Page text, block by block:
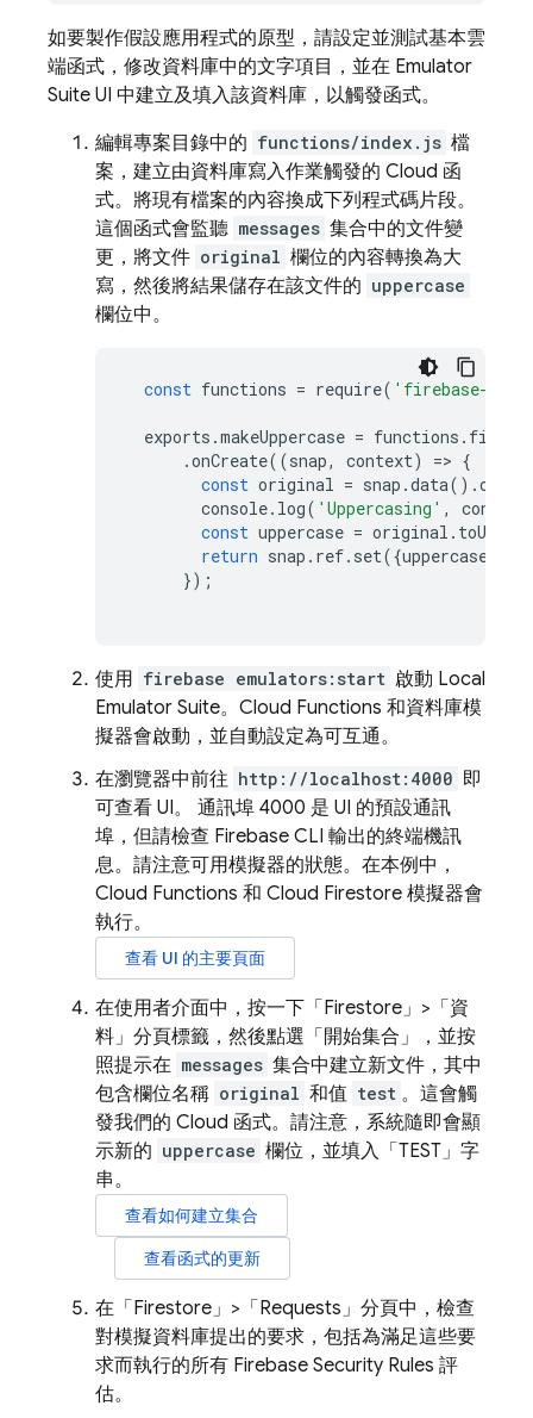
如要製作假設應用程式的原型，請設定並測試基本雲
端函式，修改資料庫中的文字項目，並在 Emulator
Suite UI 中建立及填入該資料庫，以觸發函式。
編輯專案目錄中的 functions/index.js 檔
案，建立由資料庫寫入作業觸發的 Cloud 函
式。將現有檔案的內容換成下列程式碼片段。
這個函式會監聽 messages 集合中的文件變
更，將文件 original 欄位的內容轉換為大
寫，然後將結果儲存在該文件的 uppercase
欄位中。
const functions = require( 'firebase-
exports .makeUppercase = functions .
.onCreate((snap, context) => {
const original = snap .data() .
console. log( 'Uppercasing' , context
const uppercase = original .
return snap . ref. set({uppercase
});
使用 firebase emulators:start 啟動 Local
Emulator Suite。 Cloud Functions 和資料庫模
擬器會啟動，並自動設定為可互通。
在瀏覽器中前往 http://localhost:4000 即
可查看 UI。 通訊埠 4000 是 UI 的預設通訊
埠，但請檢查 Firebase CLI 輸出的終端機訊
息。請注意可用模擬器的狀態。在本例中，
Cloud Functions 和 Cloud Firestore 模擬器會
執行。
查看 UI 的主要頁面
在使用者介面中，按一下「Firestore」>「資
料」 分頁標籤，然後點選「開始集合」
，並按
照提示在 messages 集合中建立新文件，其中
包含欄位名稱 original 和值 test 。這會觸
發我們的 Cloud 函式。請注意，系統隨即會顯
示新的 uppercase 欄位，並填入「TEST」字
串。
查看如何建立集合
查看函式的更新
在「Firestore」>「Requests」 分頁中，檢查
對模擬資料庫提出的要求，包括為滿足這些要
求而執行的所有 Firebase Security Rules 評
估。